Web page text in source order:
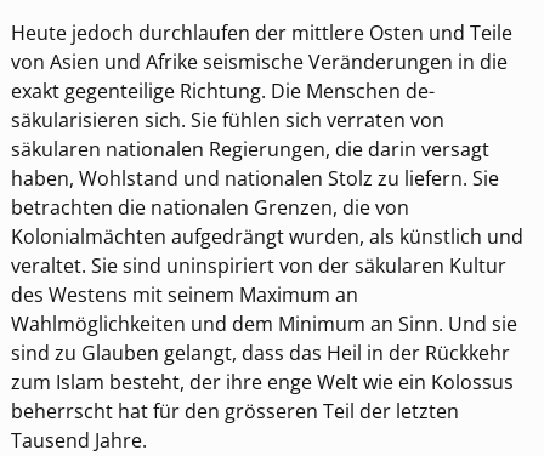
Heute jedoch durchlaufen der mittlere Osten und Teile
von Asien und Afrike seismische Veränderungen in die
exakt gegenteilige Richtung. Die Menschen de-
säkularisieren sich. Sie fühlen sich verraten von
säkularen nationalen Regierungen, die darin versagt
haben, Wohlstand und nationalen Stolz zu liefern. Sie
betrachten die nationalen Grenzen, die von
Kolonialmächten aufgedrängt wurden, als künstlich und
veraltet. Sie sind uninspiriert von der säkularen Kultur
des Westens mit seinem Maximum an
Wahlmöglichkeiten und dem Minimum an Sinn. Und sie
sind zu Glauben gelangt, dass das Heil in der Rückkehr
zum Islam besteht, der ihre enge Welt wie ein Kolossus
beherrscht hat für den grösseren Teil der letzten
Tausend Jahre.